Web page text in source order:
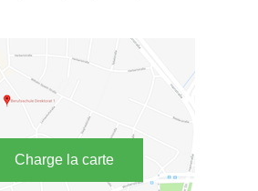
Charge la carte